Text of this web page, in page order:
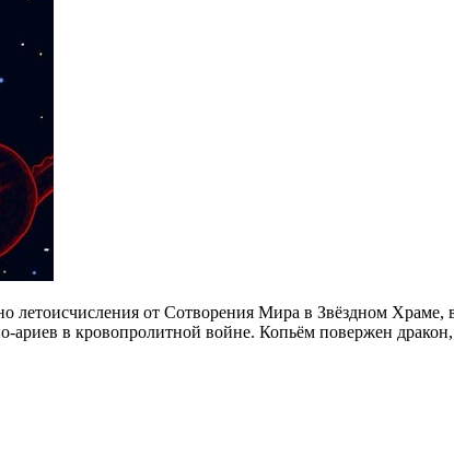
летоисчисления от Сотворения Мира в Звёздном Храме,
в кровопролитной войне. Копьём повержен